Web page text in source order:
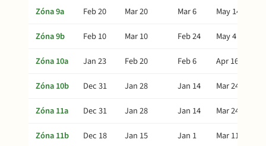
Zóna 9a
Feb 20 Mar 20 Mar 6
May 14
Zóna 9b
Feb 10 Mar 10 Feb 24
May 4
Zóna 10a
Jan 23 Feb 20 Feb 6
Apr 16
Zóna 10b
Dec 31 Jan 28 Jan 14
Mar 24
Zóna 11a
Dec 31 Jan 28 Jan 14
Mar 24
Zóna 11b
Dec 18 Jan 15 Jan 1 Mar 11